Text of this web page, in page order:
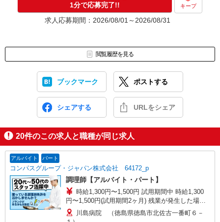
1分で応募完了!! キープ
求人応募期間：2026/08/01～2026/08/31
閲覧履歴を見る
ブックマーク ポストする
シェアする URLをシェア
20件のこの求人と職種が同じ求人
アルバイト パート
コンパスグループ・ジャパン株式会社 64172_p
調理師【アルバイト・パート】
時給1,300円〜1,500円 試用期間中 時給1,300
円〜1,500円(試用期間2ヶ月) 残業が発生した場
合、残業代を1分単位で別途支給します。
川島病院 （徳島県徳島市北佐古一番町６－